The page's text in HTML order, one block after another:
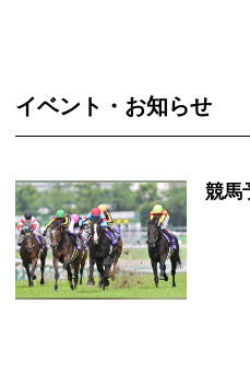
イベント・お知らせ
競馬